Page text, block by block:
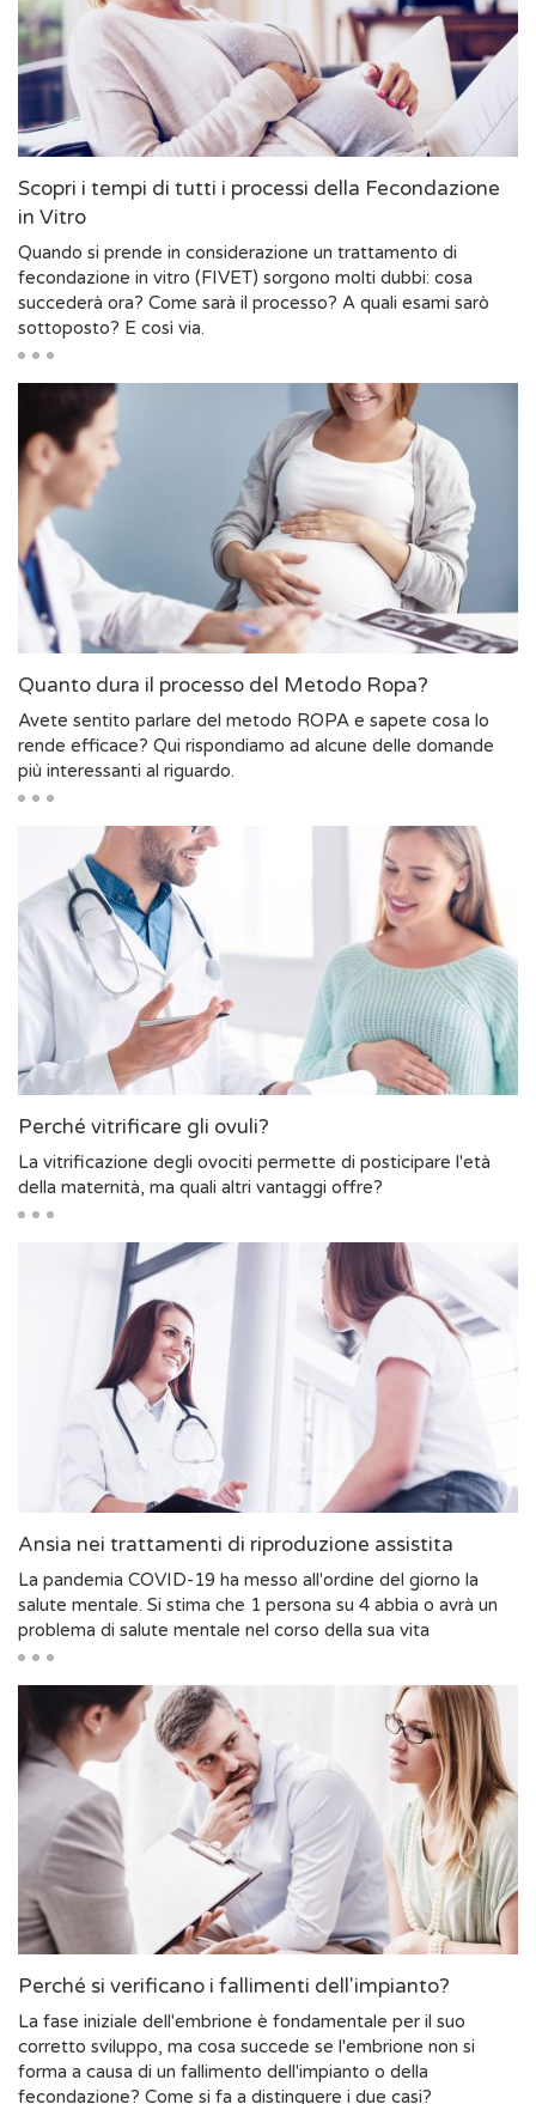
Scopri i tempi di tutti i processi della Fecondazione
in Vitro
Quando si prende in considerazione un trattamento di
fecondazione in vitro (FIVET) sorgono molti dubbi: cosa
succederà ora? Come sarà il processo? A quali esami sarò
sottoposto? E così via.
Quanto dura il processo del Metodo Ropa?
Avete sentito parlare del metodo ROPA e sapete cosa lo
rende efficace? Qui rispondiamo ad alcune delle domande
più interessanti al riguardo.
Perché vitrificare gli ovuli?
La vitrificazione degli ovociti permette di posticipare l'età
della maternità, ma quali altri vantaggi offre?
Ansia nei trattamenti di riproduzione assistita
La pandemia COVID-19 ha messo all'ordine del giorno la
salute mentale. Si stima che 1 persona su 4 abbia o avrà un
problema di salute mentale nel corso della sua vita
Perché si verificano i fallimenti dell'impianto?
La fase iniziale dell'embrione è fondamentale per il suo
corretto sviluppo, ma cosa succede se l'embrione non si
forma a causa di un fallimento dell'impianto o della
fecondazione? Come si fa a distinguere i due casi?